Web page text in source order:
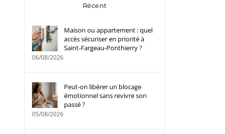
Récent
Maison ou appartement : quel
accès sécuriser en priorité à
Saint-Fargeau-Ponthierry ?
06/08/2026
Peut-on libérer un blocage
émotionnel sans revivre son
passé ?
05/08/2026